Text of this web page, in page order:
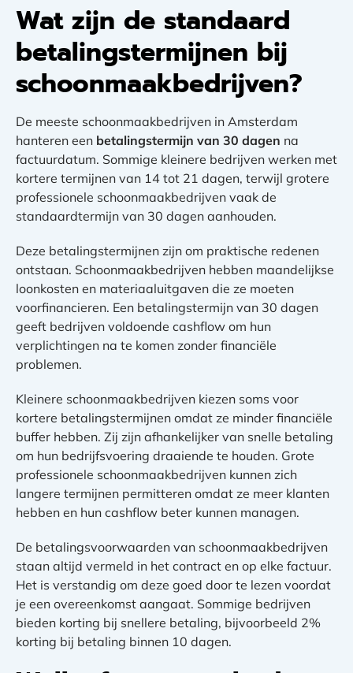
Wat zijn de standaard
betalingstermijnen bij
schoonmaakbedrijven?
De meeste schoonmaakbedrijven in Amsterdam
hanteren een betalingstermijn van 30 dagen na
factuurdatum. Sommige kleinere bedrijven werken met
kortere termijnen van 14 tot 21 dagen, terwijl grotere
professionele schoonmaakbedrijven vaak de
standaardtermijn van 30 dagen aanhouden.
Deze betalingstermijnen zijn om praktische redenen
ontstaan. Schoonmaakbedrijven hebben maandelijkse
loonkosten en materiaaluitgaven die ze moeten
voorfinancieren. Een betalingstermijn van 30 dagen
geeft bedrijven voldoende cashflow om hun
verplichtingen na te komen zonder financiële
problemen.
Kleinere schoonmaakbedrijven kiezen soms voor
kortere betalingstermijnen omdat ze minder financiële
buffer hebben. Zij zijn afhankelijker van snelle betaling
om hun bedrijfsvoering draaiende te houden. Grote
professionele schoonmaakbedrijven kunnen zich
langere termijnen permitteren omdat ze meer klanten
hebben en hun cashflow beter kunnen managen.
De betalingsvoorwaarden van schoonmaakbedrijven
staan altijd vermeld in het contract en op elke factuur.
Het is verstandig om deze goed door te lezen voordat
je een overeenkomst aangaat. Sommige bedrijven
bieden korting bij snellere betaling, bijvoorbeeld 2%
korting bij betaling binnen 10 dagen.